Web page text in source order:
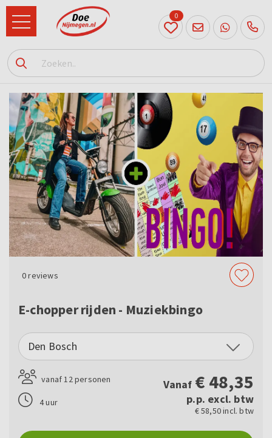
024
204
0
0reviews
E-chopper rijden - Muziekbingo
Den Bosch
vanaf 12 personen
4 uur
Vanaf € 48,35
p.p. excl. btw
€ 58,50 incl. btw